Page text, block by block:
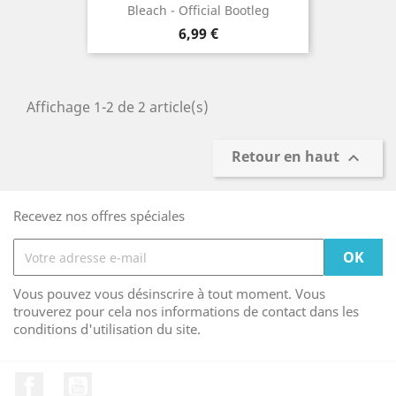
Bleach - Official Bootleg
Prix
6,99 €
Affichage 1-2 de 2 article(s)
Retour en haut 
Recevez nos offres spéciales
Vous pouvez vous désinscrire à tout moment. Vous
trouverez pour cela nos informations de contact dans les
conditions d'utilisation du site.